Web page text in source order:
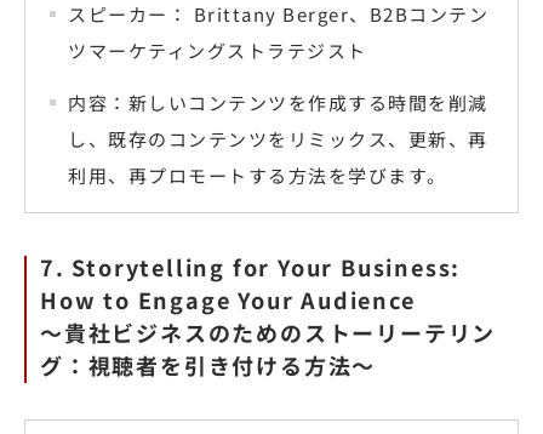
スピーカー： Brittany Berger、B2Bコンテン
ツマーケティングストラテジスト
内容：新しいコンテンツを作成する時間を削減
し、既存のコンテンツをリミックス、更新、再
利用、再プロモートする方法を学びます。
7. Storytelling for Your Business:
How to Engage Your Audience
〜貴社ビジネスのためのストーリーテリン
グ：視聴者を引き付ける方法〜